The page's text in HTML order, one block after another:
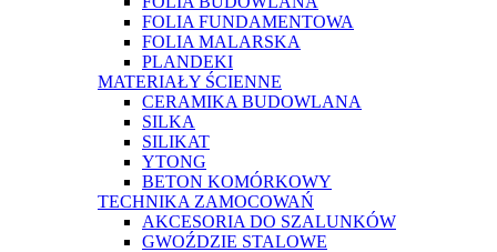
FOLIA FUNDAMENTOWA
FOLIA MALARSKA
PLANDEKI
MATERIAŁY ŚCIENNE
CERAMIKA BUDOWLANA
SILKA
SILIKAT
YTONG
BETON KOMÓRKOWY
TECHNIKA ZAMOCOWAŃ
AKCESORIA DO SZALUNKÓW
GWOŹDZIE STALOWE